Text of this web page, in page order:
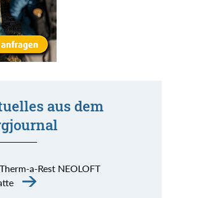
aus dem
a-Rest NEOLOFT